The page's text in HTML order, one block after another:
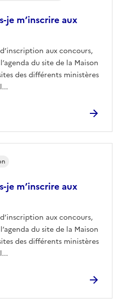
je m’inscrire aux
aux concours,
du site de la Maison
des différents ministères
je m’inscrire aux
aux concours,
du site de la Maison
des différents ministères